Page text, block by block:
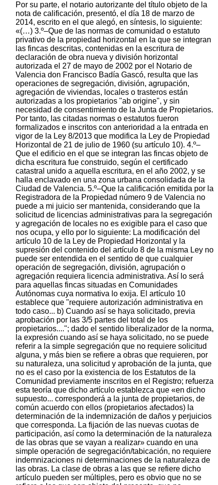
Por su parte, el notario autorizante del título objeto de la
nota de calificación, presentó, el día 18 de marzo de
2014, escrito en el que alegó, en síntesis, lo siguiente:
«(…) 3.º–Que de las normas de comunidad o estatuto
privativo de la propiedad horizontal en la que se integran
las fincas descritas, contenidas en la escritura de
declaración de obra nueva y división horizontal
autorizada el 27 de mayo de 2002 por el Notario de
Valencia don Francisco Badía Gascó, resulta que las
operaciones de segregación, división, agrupación,
agregación de viviendas, locales o trasteros están
autorizadas a los propietarios "ab origine", y sin
necesidad de consentimiento de la Junta de Propietarios.
Por tanto, las citadas normas o estatutos fueron
formalizados e inscritos con anterioridad a la entrada en
vigor de la Ley 8/2013 que modifica la Ley de Propiedad
Horizontal de 21 de julio de 1960 (su artículo 10). 4.º–
Que el edificio en el que se integran las fincas objeto de
dicha escritura fue construido, según el certificado
catastral unido a aquella escritura, en el año 2002, y se
halla enclavado en una zona urbana consolidada de la
Ciudad de Valencia. 5.º–Que la calificación emitida por la
Registradora de la Propiedad número 9 de Valencia no
puede a mi juicio ser mantenida, considerando que la
solicitud de licencias administrativas para la segregación
y agregación de locales no es exigible para el caso que
nos ocupa, y ello por lo siguiente: La modificación del
artículo 10 de la Ley de Propiedad Horizontal y la
supresión del contenido del artículo 8 de la misma Ley no
puede ser entendida en el sentido de que cualquier
operación de segregación, división, agrupación o
agregación requiera licencia administrativa. Así lo será
para aquellas fincas situadas en Comunidades
Autónomas cuya normativa lo exija. El artículo 10
establece que "requiere autorización administrativa en
todo caso... b) Cuando así se haya solicitado, previa
aprobación por las 3/5 partes del total de los
propietarios...."; dado el sentido liberalizador de la norma,
la expresión cuando así se haya solicitado, no se puede
referir a la simple segregación que no requiere solicitud
alguna, y más bien se refiere a obras que requieren, por
su naturaleza, una solicitud y aprobación de la junta, que
no es el caso por la existencia de los Estatutos de la
Comunidad previamente inscritos en el Registro; refuerza
esta teoría que dicho artículo establezca que «en dicho
supuesto... corresponderá a la junta de propietarios, de
común acuerdo con ellos (propietarios afectados) la
determinación de la indemnización de daños y perjuicios
que corresponda. La fijación de las nuevas cuotas de
participación, así como la determinación de la naturaleza
de las obras que se vayan a realizar» cuando en una
simple operación de segregación/tabicación, no requiere
indemnizaciones ni determinaciones de la naturaleza de
las obras. La clase de obras a las que se refiere dicho
artículo pueden ser múltiples, pero es obvio que no se